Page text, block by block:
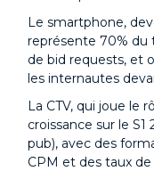
Le smartphone,
représente 70% du
de bid requests, et
les internautes
La CTV, qui joue le
croissance sur le S1
pub), avec des
CPM et des taux